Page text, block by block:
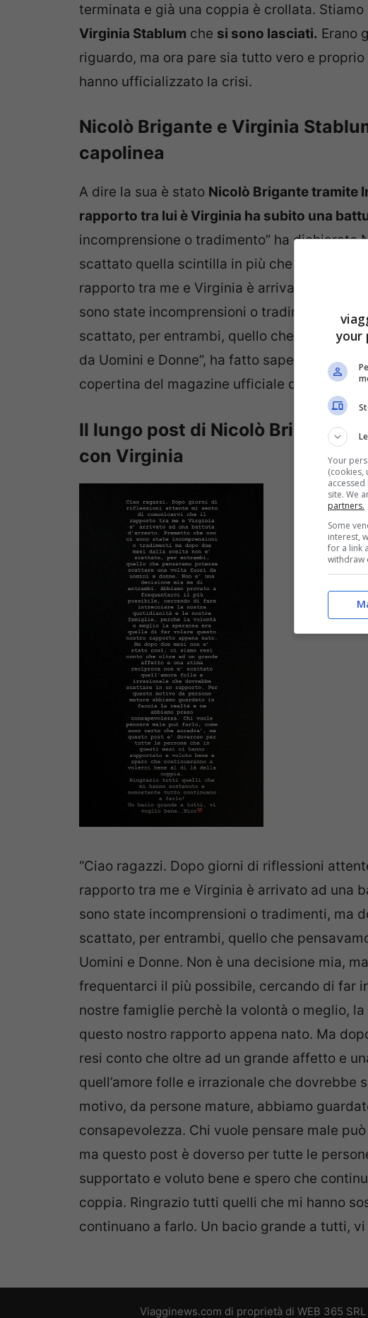
terminata e già una coppia è crollata. Stiamo
Virginia Stablum che si sono lasciati. Erano
riguardo, ma ora pare sia tutto vero e
hanno ufficializzato la crisi.
Nicolò Brigante e Virginia
capolinea
A dire la sua è stato Nicolò Brigante tramite
rapporto tra lui è Virginia ha subito una
incomprensione o tradimento” ha dichiarato
scattato quella scintilla in più che ci si
rapporto tra me e Virginia è arrivato a una
sono state incomprensioni o tradimenti ma
scattato, per entrambi, quello che
da Uomini e Donne”, ha fatto sapere l’ex
copertina del magazine ufficiale del
Il lungo post di Nicolò Brigante
con Virginia
“Ciao ragazzi. Dopo giorni di riflessioni
rapporto tra me e Virginia è arrivato ad una
sono state incomprensioni o tradimenti, ma
scattato, per entrambi, quello che
Uomini e Donne. Non è una decisione mia,
frequentarci il più possibile, cercando di far
nostre famiglie perchè la volontà o meglio,
questo nostro rapporto appena nato. Ma
resi conto che oltre ad un grande affetto e
quell’amore folle e irrazionale che dovrebbe
motivo, da persone mature, abbiamo
consapevolezza. Chi vuole pensare male
ma questo post è doverso per tutte le
supportato e voluto bene e spero che
coppia. Ringrazio tutti quelli che mi hanno
continuano a farlo. Un bacio grande a tutti,
Viagginews.com di proprietà di WEB 365
your
Your
(cookies,
site. We
partners.
Some
interest,
for a link
withdraw